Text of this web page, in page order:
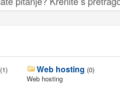
(1)
Web hosting (0)
Web hosting